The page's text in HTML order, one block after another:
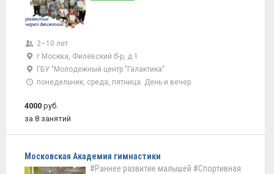
2–10 лет
г Москва, Филёвский б-р, д 1
ГБУ "Молодежный центр "Галактика"
понедельник, среда, пятница. День и вечер.
4000 руб.
за 8 занятий
Московская Академия гимнастики
#Раннее развитие малышей #Спортивная